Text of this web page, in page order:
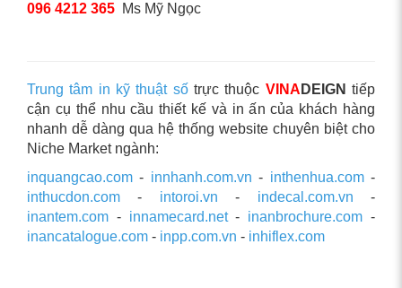
096 4212 365 Ms Mỹ Ngọc
Trung tâm in kỹ thuật sốtrực thuộc VINA DEIGN tiếp
cận cụ thể nhu cầu thiết kế và in ấn của khách hàng
nhanh dễ dàng qua hệ thống website chuyên biệt cho
Niche Market ngành:
inquangcao.com - innhanh.com.vn - inthenhua.com-
inthucdon.com - intoroi.vn - indecal.com.vn -
inantem.com - innamecard.net- inanbrochure.com -
inancatalogue.com - inpp.com.vn - inhiflex.com